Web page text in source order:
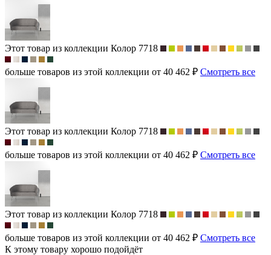
Этот товар из коллекции Колор 7718
больше товаров из этой коллекции от 40 462 ₽ Смотреть все
Этот товар из коллекции Колор 7718
больше товаров из этой коллекции от 40 462 ₽ Смотреть все
Этот товар из коллекции Колор 7718
больше товаров из этой коллекции от 40 462 ₽ Смотреть все
К этому товару хорошо подойдёт